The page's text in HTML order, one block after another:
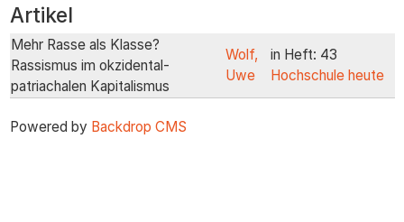
Artikel
Mehr Rasse als Klasse?
Rassismus im okzidental-
patriachalen Kapitalismus
Wolf,
Uwe
in Heft: 43
Hochschule heute
Powered by Backdrop CMS